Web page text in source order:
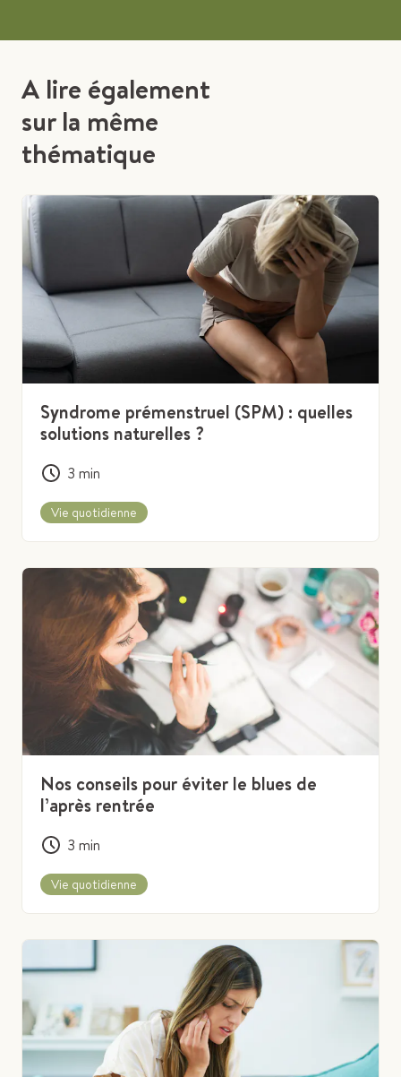
A lire également
sur la même
thématique
Syndrome prémenstruel (SPM) : quelles
solutions naturelles ?
3 min
Vie quotidienne
Nos conseils pour éviter le blues de
l’après rentrée
3 min
Vie quotidienne